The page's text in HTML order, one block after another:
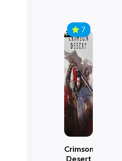
7
Crimson
Desert